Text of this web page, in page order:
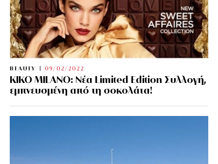
BEAUTY 09/02/2022
KIKO MILANO: Νέα Limited Edition Συλλογή,
εμπνευσμένη από τη σοκολάτα!